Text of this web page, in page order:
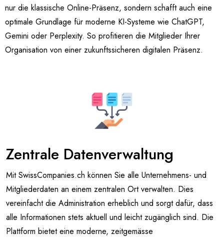
nur die klassische Online-Präsenz, sondern schafft auch eine
optimale Grundlage für moderne KI-Systeme wie ChatGPT,
Gemini oder Perplexity. So profitieren die Mitglieder Ihrer
Organisation von einer zukunftssicheren digitalen Präsenz.
Zentrale Datenverwaltung
Mit SwissCompanies.ch können Sie alle Unternehmens- und
Mitgliederdaten an einem zentralen Ort verwalten. Dies
vereinfacht die Administration erheblich und sorgt dafür, dass
alle Informationen stets aktuell und leicht zugänglich sind. Die
Plattform bietet eine moderne, zeitgemässe